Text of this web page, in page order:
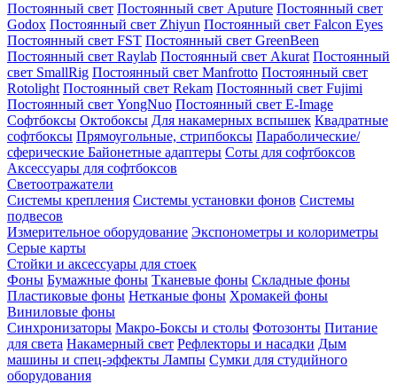
Постоянный свет Постоянный свет Aputure Постоянный свет
Godox Постоянный свет Zhiyun Постоянный свет Falcon Eyes
Постоянный свет FST Постоянный свет GreenBeen
Постоянный свет Raylab Постоянный свет Akurat Постоянный
свет SmallRig Постоянный свет Manfrotto Постоянный свет
Rotolight Постоянный свет Rekam Постоянный свет Fujimi
Постоянный свет YongNuo Постоянный свет E-Image
Софтбоксы Октобоксы Для накамерных вспышек Квадратные
софтбоксы Прямоугольные, стрипбоксы Параболические/
сферические Байонетныe адаптеры Соты для софтбоксов
Аксессуары для софтбоксов
Светоотражатели
Системы крепления Системы установки фонов Системы
подвесов
Измерительное оборудование Экспонометры и колориметры
Серые карты
Стойки и аксессуары для стоек
Фоны Бумажные фоны Тканевые фоны Складные фоны
Пластиковые фоны Нетканые фоны Хромакей фоны
Виниловые фоны
Синхронизаторы Макро-Боксы и столы Фотозонты Питание
для света Накамерный свет Рефлекторы и насадки Дым
машины и спец-эффекты Лампы Сумки для студийного
оборудования